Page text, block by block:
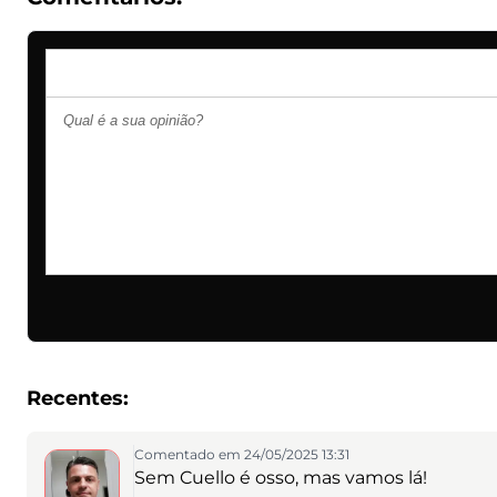
Recentes:
Comentado em 24/05/2025 13:31
Sem Cuello é osso, mas vamos lá!